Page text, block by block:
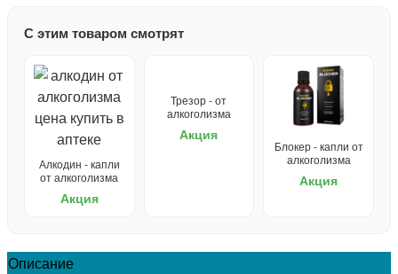
С этим товаром смотрят
Алкодин - капли
от алкоголизма
Акция
Трезор - от
алкоголизма
Акция
Блокер - капли от
алкоголизма
Акция
Описание